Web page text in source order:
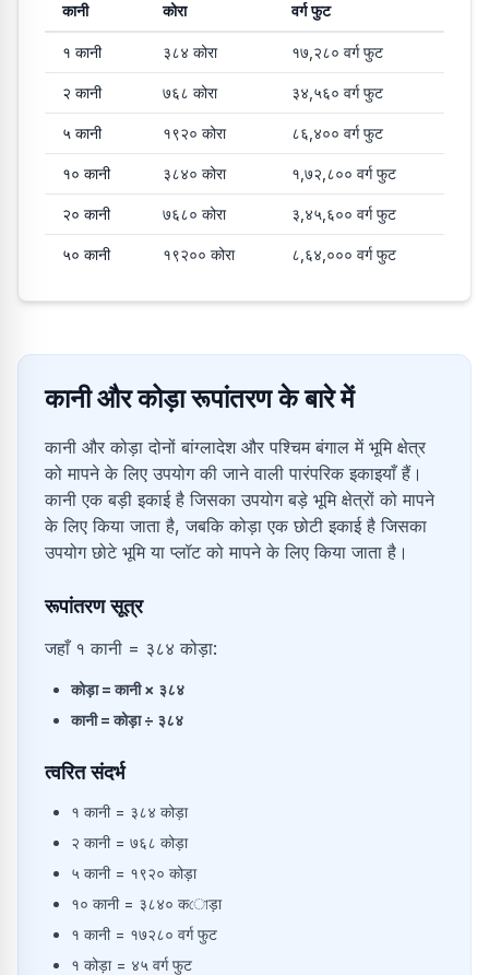
कानी से कोड़ा और वर्ग फुट में सामान्य रूपांतरण मान
कानी कोरा वर्ग फुट
१ कानी ३८४ कोरा १७,२८० वर्ग फुट
२ कानी ७६८ कोरा ३४,५६० वर्ग फुट
५ कानी १९२० कोरा ८६,४०० वर्ग फुट
१० कानी ३८४० कोरा १,७२,८०० वर्ग फुट
२० कानी ७६८० कोरा ३,४५,६०० वर्ग फुट
५० कानी १९२०० कोरा ८,६४,००० वर्ग फुट
कानी और कोड़ा रूपांतरण के बारे में
कानी और कोड़ा दोनों बांग्लादेश और पश्चिम बंगाल में भूमि क्षेत्र
को मापने के लिए उपयोग की जाने वाली पारंपरिक इकाइयाँ हैं।
कानी एक बड़ी इकाई है जिसका उपयोग बड़े भूमि क्षेत्रों को मापने
के लिए किया जाता है, जबकि कोड़ा एक छोटी इकाई है जिसका
उपयोग छोटे भूमि या प्लॉट को मापने के लिए किया जाता है।
रूपांतरण सूत्र
जहाँ १ कानी = ३८४ कोड़ा:
कोड़ा=कानी× ३८४
कानी=कोड़ा÷ ३८४
त्वरित संदर्भ
१ कानी= ३८४ कोड़ा
२ कानी= ७६८ कोड़ा
५ कानी= १९२० कोड़ा
१० कानी= ३८४० कোड़ा
१ कानी= १७२८० वर्ग फुट
१ कोड़ा= ४५ वर्ग फुट